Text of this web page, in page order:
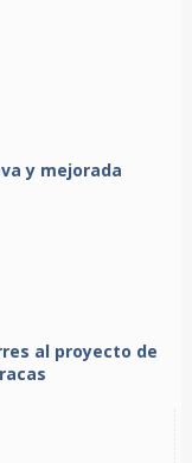
y mejorada
al proyecto de